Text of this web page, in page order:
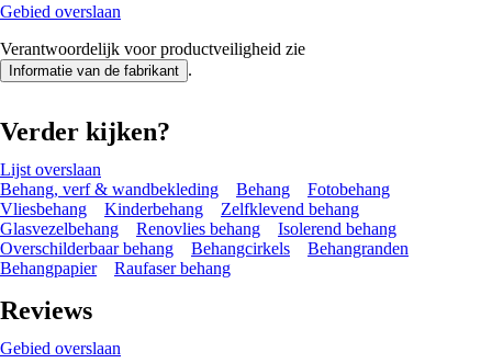
Gebied overslaan
Verantwoordelijk voor productveiligheid zie
Informatie van de fabrikant .
Verder kijken?
Lijst overslaan
Behang, verf & wandbekleding
Behang
Fotobehang
Vliesbehang
Kinderbehang
Zelfklevend behang
Glasvezelbehang
Renovlies behang
Isolerend behang
Overschilderbaar behang
Behangcirkels
Behangranden
Behangpapier
Raufaser behang
Reviews
Gebied overslaan